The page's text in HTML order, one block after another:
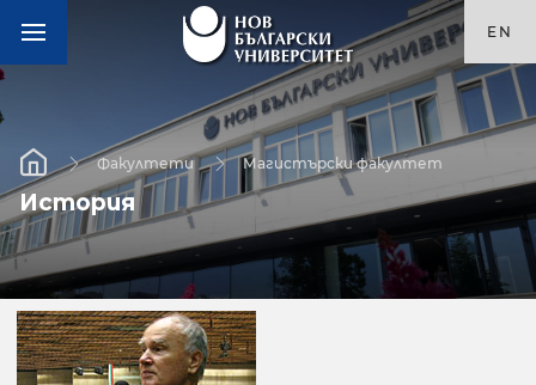
EN
Факултети Магистърски факултет
История